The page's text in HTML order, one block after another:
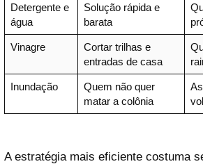
Detergente e
água
Solução rápida e
barata
Vinagre
Cortar trilhas e
entradas de casa
Inundação
Quem não quer
matar a colônia
A estratégia mais eficiente costuma